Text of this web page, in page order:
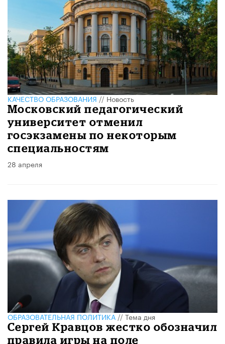
КАЧЕСТВО ОБРАЗОВАНИЯ//Новость
Московский педагогический
университет отменил
госэкзамены по некоторым
специальностям
28 апреля
ОБРАЗОВАТЕЛЬНАЯ ПОЛИТИКА//Тема дня
Сергей Кравцов жестко обозначил
правила игры на поле